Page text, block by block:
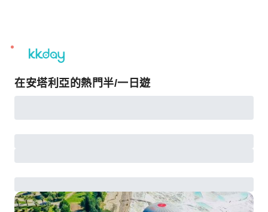
unread
notifications
在安塔利亞的熱門半/一日遊